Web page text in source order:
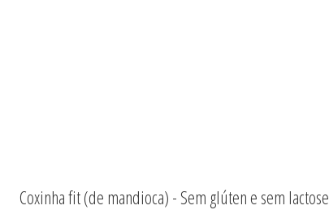
Coxinha fit (de mandioca) - Sem glúten e sem lactose